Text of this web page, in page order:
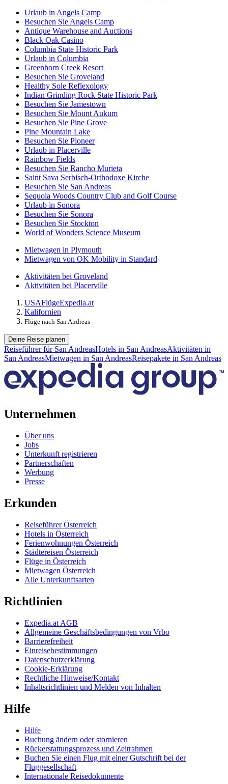
Urlaub in Angels Camp
Besuchen Sie Angels Camp
Antique Warehouse and Auctions
Black Oak Casino
Columbia State Historic Park
Urlaub in Columbia
Greenhorn Creek Resort
Besuchen Sie Groveland
Healthy Sole Reflexology
Indian Grinding Rock State Historic Park
Besuchen Sie Jamestown
Besuchen Sie Mount Aukum
Besuchen Sie Pine Grove
Pine Mountain Lake
Besuchen Sie Pioneer
Urlaub in Placerville
Rainbow Fields
Besuchen Sie Rancho Murieta
Saint Sava Serbisch-Orthodoxe Kirche
Besuchen Sie San Andreas
Sequoia Woods Country Club and Golf Course
Urlaub in Sonora
Besuchen Sie Sonora
Besuchen Sie Stockton
World of Wonders Science Museum
Mietwagen in Plymouth
Mietwagen von OK Mobility in Standard
Aktivitäten bei Groveland
Aktivitäten bei Placerville
USAFlügeExpedia.at
Kalifornien
Flüge nach San Andreas
Deine Reise planen
Reiseführer für San AndreasHotels in San AndreasAktivitäten in
San AndreasMietwagen in San AndreasReisepakete in San Andreas
Unternehmen
Über uns
Jobs
Unterkunft registrieren
Partnerschaften
Werbung
Presse
Erkunden
Reiseführer Österreich
Hotels in Österreich
Ferienwohnungen Österreich
Städtereisen Österreich
Flüge in Österreich
Mietwagen Österreich
Alle Unterkunftsarten
Richtlinien
Expedia.at AGB
Allgemeine Geschäftsbedingungen von Vrbo
Barrierefreiheit
Einreisebestimmungen
Datenschutzerklärung
Cookie-Erklärung
Rechtliche Hinweise/Kontakt
Inhaltsrichtlinien und Melden von Inhalten
Hilfe
Hilfe
Buchung ändern oder stornieren
Rückerstattungsprozess und Zeitrahmen
Buchen Sie einen Flug mit einer Gutschrift bei der
Fluggesellschaft
Internationale Reisedokumente